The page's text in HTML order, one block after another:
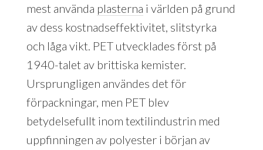
mest använda plasterna i världen på grund
av dess kostnadseffektivitet, slitstyrka
och låga vikt. PET utvecklades först på
1940-talet av brittiska kemister.
Ursprungligen användes det för
förpackningar, men PET blev
betydelsefullt inom textilindustrin med
uppfinningen av polyester i början av